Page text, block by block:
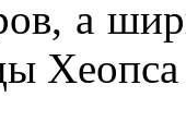
а
Хеопса